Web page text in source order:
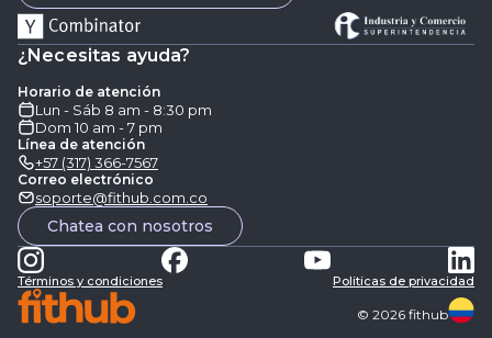
¿Necesitas ayuda?
Horario de atención
Lun - Sáb 8 am - 8:30 pm
Dom 10 am - 7 pm
Línea de atención
+57 (317) 366-7567
Correo electrónico
soporte@fithub.com.co
Chatea con nosotros
Términos y condiciones Politicas de privacidad
© 2026 fithub